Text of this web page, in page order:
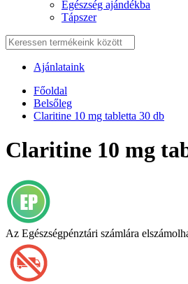
Egészség ajándékba
Tápszer
Ajánlataink
Főoldal
Belsőleg
Claritine 10 mg tabletta 30 db
Claritine 10 mg
Az Egészségpénztári számlára